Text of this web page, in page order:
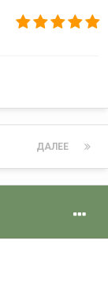
ДАЛЕЕ